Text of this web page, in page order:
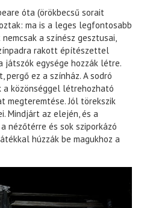
óta (örökbecsű sorait
ma is a leges legfontosabb
a színész gesztusai,
rakott építészettel
egysége hozzák létre.
ez a színház. A sodró
közönséggel létrehozható
Jól törekszik
Mindjárt az elején, és a
nézőtérre és sok sziporkázó
húzzák be magukhoz a